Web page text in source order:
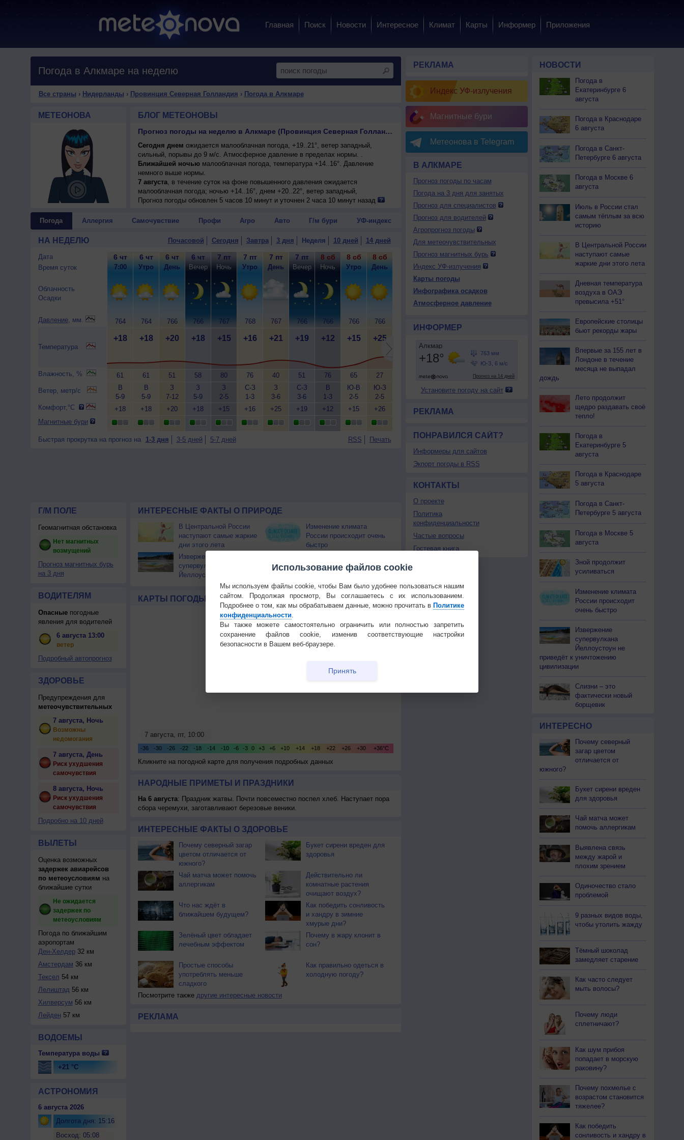
Главная Поиск Новости Интересное Климат Карты Информер Приложения
Погода в Алкмаре на неделю
Все страны › Нидерланды › Провинция Северная Голландия › Погода в Алкмаре
МЕТЕОНОВА БЛОГ МЕТЕОНОВЫ
Прогноз погоды на неделю в Алкмаре (Провинция Северная Голландия Нидерланды)
Сегодня днем ожидается малооблачная погода, +19..21°, ветер западный,
сильный, порывы до 9 м/с. Атмосферное давление в пределах нормы. .
Ближайшей ночьюмалооблачная погода, температура +14..16°. Давление
немного выше нормы.
7 августа, в течение суток на фоне повышенного давления ожидается
малооблачная погода; ночью +14..16°, днем +20..22°, ветер западный,
умеренный.
Прогноз погоды обновлен 5 часов 10 минут и уточнен 2 часа 10 минут назад
Погода Аллергия Самочувствие Профи Агро Авто Г/м бури УФ-индекс
НА НЕДЕЛЮ Почасовой Сегодня Завтра 3 дня Неделя 10 дней 14 дней
Дата
Время суток
Облачность
Осадки
Давление, мм.
Температура
Влажность, %
Ветер, метр/с
Комфорт,°C
Магнитные бури
6 чт
7:00
764
+18
61
В
5-9
+18
6 чт
Утро
764
+18
61
В
5-9
+18
6 чт
День
766
+20
51
З
7-12
+20
6 чт
Вечер
766
+18
58
З
5-9
+18
7 пт
Ночь
767
+15
80
З
2-5
+15
7 пт
Утро
768
+16
76
С-З
1-3
+16
7 пт
День
767
+21
40
З
3-6
+25
7 пт
Вечер
766
+19
51
С-З
3-6
+19
8 сб
Ночь
766
+12
76
В
1-3
+12
8 сб
Утро
766
+15
65
Ю-В
2-5
+15
8 сб
День
766
+25
27
Ю-З
2-5
+26
8 сб
Вечер
9 вс
Ночь
62
В
+16
9 вс
Утро
Ю-В
+19
9 вс
День
20
З
35
С-З
+17
3-6
+17
10 пн
764
+20
2-5
+20
10 пн
День
763
1-3
+30
10 пн
Вечер
762
3-6
+27
Ночь
762
+20
Быстрая прокрутка на прогноз на 1-3 дня 3-5 дней 5-7 дней RSS Печать
Г/М ПОЛЕ
Геомагнитная обстановка
Нет магнитных
возмущений
Прогноз магнитных бурь
на 3 дня
ВОДИТЕЛЯМ
Опасныепогодные
явления для водителей
6 августа 13:00
ветер
Подробный автопрогноз
ЗДОРОВЬЕ
Предупреждения для
метеочувствительных
7 августа, Ночь
Возможны
недомогания
7 августа, День
Риск ухудшения
самочувствия
8 августа, Ночь
Риск ухудшения
самочувствия
Подробно на 10 дней
ВЫЛЕТЫ
Оценка возможных
задержек авиарейсов
по метеоусловиям на
ближайшие сутки
Не ожидается
задержек по
метеоусловиям
Погода по ближайшим
аэропортам
Ден-Хелдер32 км
Амстердам 36 км
Тексел 54 км
Лелиштад 56 км
Хилверсум 56 км
Лейден 57 км
ВОДОЕМЫ
Температура воды
+21 °C
АСТРОНОМИЯ
6 августа 2026
Долгота дня: 15:16
Восход: 05:08
ИНТЕРЕСНЫЕ ФАКТЫ О ПРИРОДЕ
В Центральной России
наступают самые жаркие
дни этого лета
Изменение климата
России происходит очень
быстро
Извержение
супервулкана
Йеллоустоун не приведёт
к уничтожению
лесные пожары
КАРТЫ ПОГОДЫ Температура Облачность Осадки
Кликните на погодной карте для получения подробных данных
НАРОДНЫЕ ПРИМЕТЫ И ПРАЗДНИКИ
На 6 августа: Праздник жатвы. Почти повсеместно поспел хлеб. Наступает пора
сбора черемухи, заготавливают березовые веники.
ИНТЕРЕСНЫЕ ФАКТЫ О ЗДОРОВЬЕ
Почему северный загар
цветом отличается от
южного?
Букет сирени вреден для
здоровья
Чай матча может помочь
аллергикам
Действительно ли
комнатные растения
очищают воздух?
Что нас ждёт в
ближайшем будущем?
Как победить сонливость
и хандру в зимние
хмурые дни?
Зелёный цвет обладает
лечебным эффектом
Почему в жару клонит в
сон?
Простые способы
употреблять меньше
сладкого
Как правильно одеться в
холодную погоду?
Посмотрите также другие интересные новости
РЕКЛАМА
РЕКЛАМА
Индекс УФ-излучения
Магнитные бури
Метеонова в Telegram
В АЛКМАРЕ
Прогноз погоды по часам
Погода на 3 дня для занятых
Прогноз для специалистов
Прогноз для водителей
Агропрогноз погоды
Для метеочувствительных
Прогноз магнитных бурь
Индекс УФ-излучения
Карты погоды
Инфографика осадков
Атмосферное давление
ИНФОРМЕР
Установите погоду на сайт
РЕКЛАМА
ПОНРАВИЛСЯ САЙТ?
Информеры для сайтов
Экпорт погоды в RSS
КОНТАКТЫ
О проекте
Политика
конфиденциальности
Частые вопросы
Гостевая книга
НОВОСТИ
Погода в
Екатеринбурге 6
августа
Погода в Краснодаре
6 августа
Погода в Санкт-
Петербурге 6 августа
Погода в Москве 6
августа
Июль в России стал
самым тёплым за всю
историю
В Центральной России
наступают самые
жаркие дни этого лета
Дневная температура
воздуха в ОАЭ
превысила +51°
Европейские столицы
бьют рекорды жары
Впервые за 155 лет в
Лондоне в течение
месяца не выпадал
дождь
Лето продолжит
щедро раздавать своё
тепло!
Погода в
Екатеринбурге 5
августа
Погода в Краснодаре
5 августа
Погода в Санкт-
Петербурге 5 августа
Погода в Москве 5
августа
Зной продолжит
усиливаться
Изменение климата
России происходит
очень быстро
Извержение
супервулкана
Йеллоустоун не
приведёт к уничтожению
цивилизации
Слизни – это
фактически новый
борщевик
ИНТЕРЕСНО
Почему северный
загар цветом
отличается от
южного?
Букет сирени вреден
для здоровья
Чай матча может
помочь аллергикам
Выявлена связь
между жарой и
плохим зрением
Одиночество стало
проблемой
9 разных видов воды,
чтобы утолить жажду
Тёмный шоколад
замедляет старение
Как часто следует
мыть волосы?
Почему люди
сплетничают?
Как шум прибоя
попадает в морскую
раковину?
Почему похмелье с
возрастом становится
тяжелее?
Как победить
сонливость и хандру в
Использование файлов cookie
Мы используем файлы cookie, чтобы Вам было удобнее пользоваться нашим
сайтом. Продолжая просмотр, Вы соглашаетесь с их использованием.
Подробнее о том, как мы обрабатываем данные, можно прочитать в Политике
конфиденциальности.
Вы также можете самостоятельно ограничить или полностью запретить
сохранение файлов cookie, изменив соответствующие настройки
безопасности в Вашем веб-браузере.
Принять